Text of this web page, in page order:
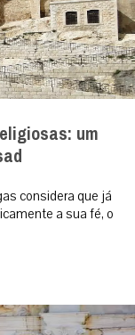
um
considera que já
a sua fé, o